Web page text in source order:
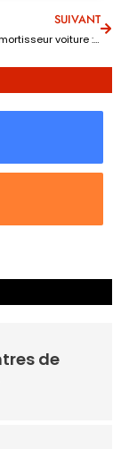
SUIVANT
Changement amortisseur voiture : les signes pour savoir quand intervenir
de